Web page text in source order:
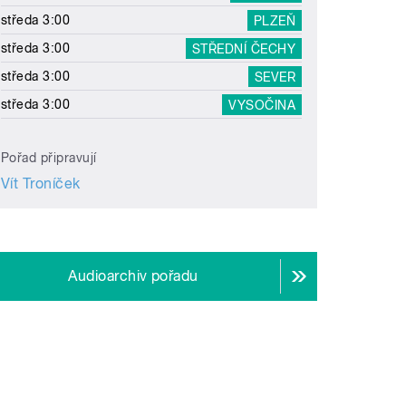
středa 3:00
PLZEŇ
středa 3:00
STŘEDNÍ ČECHY
středa 3:00
SEVER
středa 3:00
VYSOČINA
Pořad připravují
Vít Troníček
Audioarchiv pořadu